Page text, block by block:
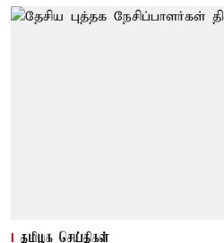
தமிழக செய்திகள்